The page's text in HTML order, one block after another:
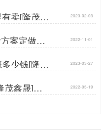
卖[隆茂鑫 2023-02-03
案定做生 2022-11-01
少钱[隆茂 2023-03-27
茂鑫晟]… 2022-05-19